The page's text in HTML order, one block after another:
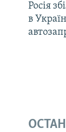
Росія
в